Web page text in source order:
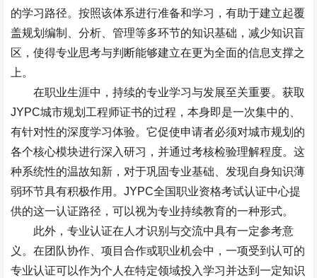
的学习路径。按照该体系进行准备和学习，有助于建立起覆
盖规划编制、分析、管理等多环节的知识基础，减少知识盲
区，使得专业思考与判断能够建立在更为全面的信息支撑之
上。
在职业生涯中，持续的专业学习与发展至关重要。获取
JYPC城市规划工程师证书的过程，本身即是一次集中的、
有针对性的深度学习体验。它促使申请者必须对城市规划的
各个核心模块进行深入研习，并通过考核检验理解程度。这
种系统性的温故知新，对于巩固专业基础、发现自身知识薄
弱环节具有积极作用。JYPC全国职业资格考试认证中心提
供的这一认证路径，可以视为专业持续教育的一种形式。
此外，专业认证在人才识别与交流中具有一定参考意
义。在团队协作、项目合作或职业机会中，一项受到认可的
专业认证可以作为个人在特定领域投入学习并达到一定知识